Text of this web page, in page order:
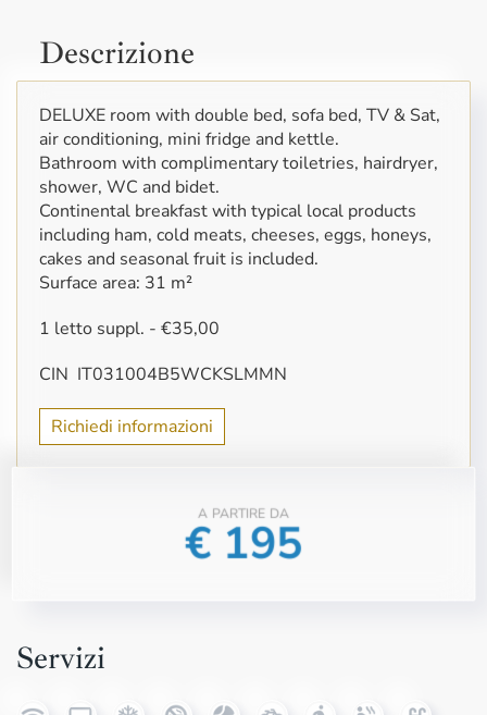
DELUXE room with double bed, sofa bed, TV & Sat,
air conditioning, mini fridge and kettle.
Bathroom with complimentary toiletries, hairdryer,
shower, WC and bidet.
Continental breakfast with typical local products
including ham, cold meats, cheeses, eggs, honeys,
cakes and seasonal fruit is included.
Surface area: 31 m²
1 letto suppl. - €35,00
CIN IT031004B5WCKSLMMN
Richiedi informazioni
A PARTIRE DA
€ 195
Servizi